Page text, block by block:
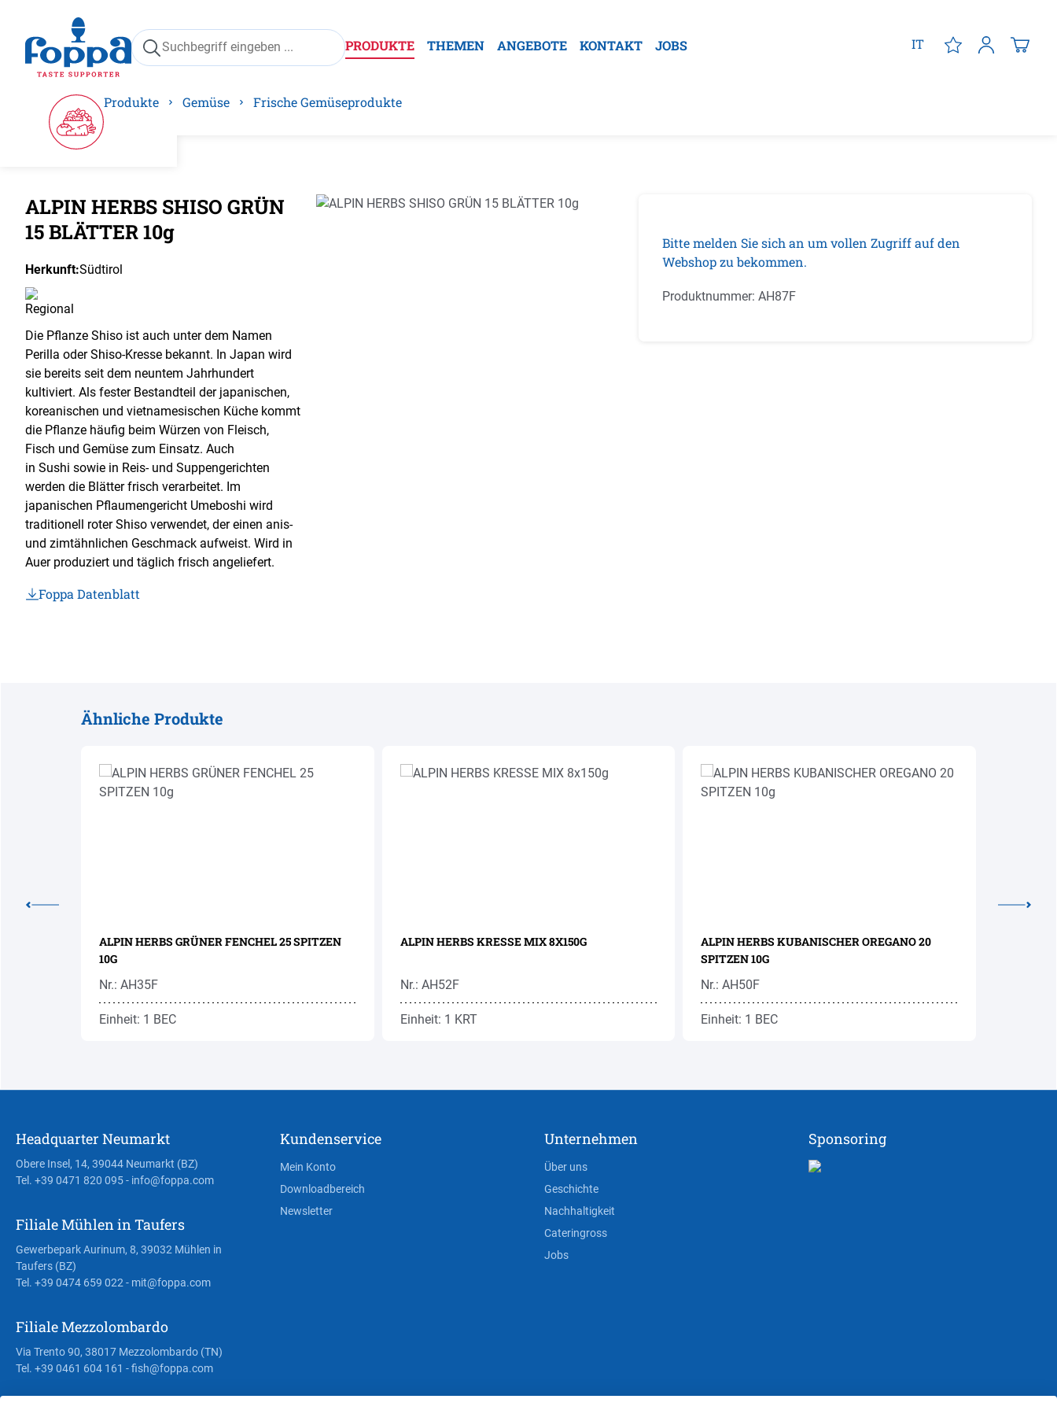
Zur Hauptnavigation springen
PRODUKTE THEMEN ANGEBOTE KONTAKT JOBS IT
Produkte Gemüse Frische Gemüseprodukte
ALPIN HERBS SHISO GRÜN
15 BLÄTTER 10g
Herkunft:Südtirol
Die Pflanze Shiso ist auch unter dem Namen
Perilla oder Shiso-Kresse bekannt. In Japan wird
sie bereits seit dem neuntem Jahrhundert
kultiviert. Als fester Bestandteil der japanischen,
koreanischen und vietnamesischen Küche kommt
die Pflanze häufig beim Würzen von Fleisch,
Fisch und Gemüse zum Einsatz. Auch
in Sushi sowie in Reis- und Suppengerichten
werden die Blätter frisch verarbeitet. Im
japanischen Pflaumengericht Umeboshi wird
traditionell roter Shiso verwendet, der einen anis-
und zimtähnlichen Geschmack aufweist. Wird in
Auer produziert und täglich frisch angeliefert.
Foppa Datenblatt
Bildergalerie überspringen
Bitte melden Sie sich an um vollen Zugriff auf den
Webshop zu bekommen.
Produktnummer: AH87F
Ähnliche Produkte
ALPIN HERBS GRÜNER FENCHEL 25 SPITZEN
10G
Nr.: AH35F
Einheit: 1 BEC
ALPIN HERBS KRESSE MIX 8X150G
Nr.: AH52F
Einheit: 1 KRT
ALPIN HERBS KUBANISCHER OREGANO 20
SPITZEN 10G
Nr.: AH50F
Einheit: 1 BEC
Headquarter Neumarkt
Obere Insel, 14, 39044 Neumarkt (BZ)
Tel. +39 0471 820 095- info@foppa.com
Filiale Mühlen in Taufers
Gewerbepark Aurinum, 8, 39032 Mühlen in
Taufers (BZ)
Tel. +39 0474 659 022 - mit@foppa.com
Filiale Mezzolombardo
Via Trento 90, 38017 Mezzolombardo (TN)
Tel. +39 0461 604 161 - fish@foppa.com
Kundenservice
Mein Konto
Downloadbereich
Newsletter
Unternehmen
Über uns
Geschichte
Nachhaltigkeit
Cateringross
Jobs
Sponsoring